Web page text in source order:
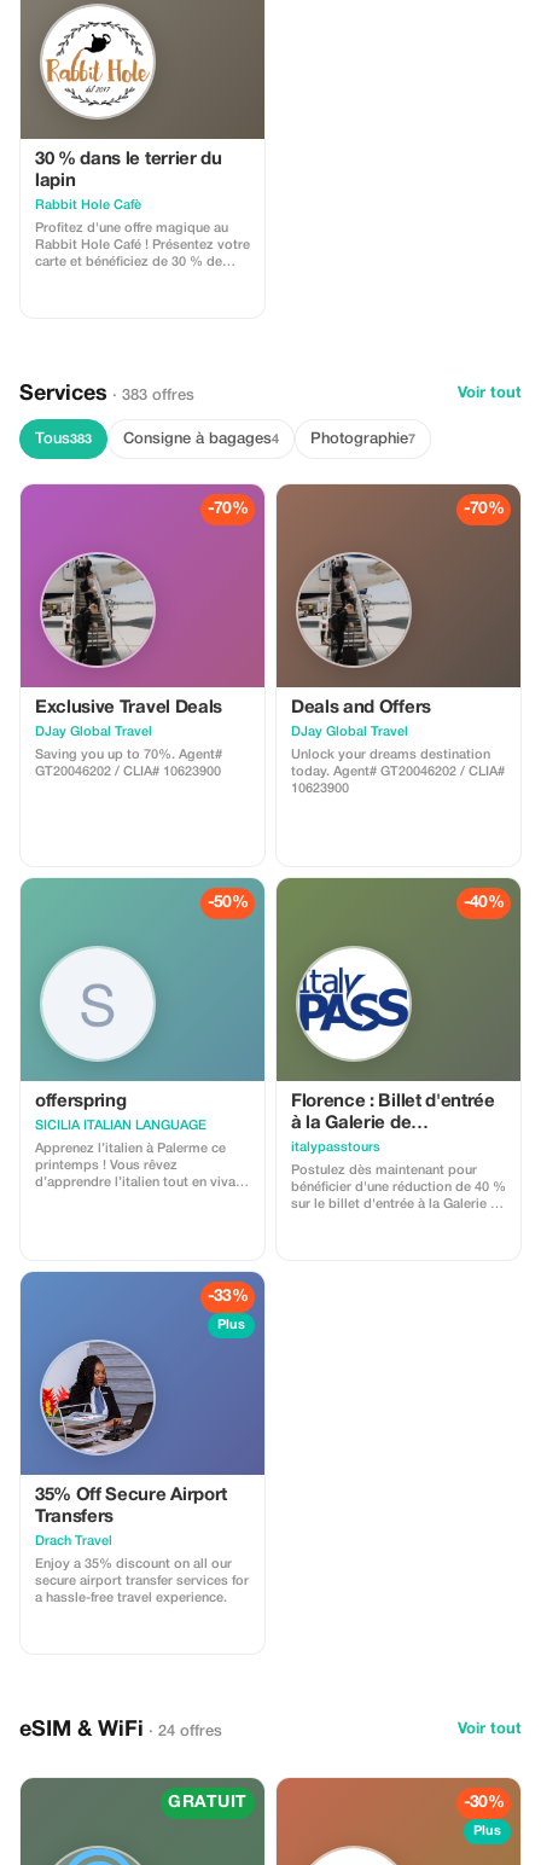
30 % dans le terrier du
lapin
Rabbit Hole Cafè
Profitez d'une offre magique au
Rabbit Hole Café ! Présentez votre
carte et bénéficiez de 30 % de
Services · 383 offres Voir tout
Tous383 Consigne à bagages4 Photographie7
-70%
Exclusive Travel Deals
DJay Global Travel
Saving you up to 70%. Agent#
GT20046202 / CLIA# 10623900
-70%
Deals and Offers
DJay Global Travel
Unlock your dreams destination
today. Agent# GT20046202 / CLIA#
10623900
-50%
offerspring
SICILIA ITALIAN LANGUAGE
Apprenez l’italien à Palerme ce
printemps ! Vous rêvez
d’apprendre l’italien tout en vivant
Palerme et découvrir cette langue
grâce à sa culture, ses habitants
pour le printemps : réservez dès
maintenant votre séjour !
-40%
Florence : Billet d'entrée
à la Galerie de
l’Académie avec
audioguide
italypasstours
Postulez dès maintenant pour
bénéficier d'une réduction de 40 %
sur le billet d'entrée à la Galerie de
-33%
Plus
35% Off Secure Airport
Transfers
Drach Travel
Enjoy a 35% discount on all our
secure airport transfer services for
a hassle-free travel experience.
eSIM & WiFi · 24 offres Voir tout
GRATUIT -30%
Plus